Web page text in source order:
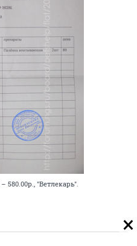
580.00р., "Ветлекарь".